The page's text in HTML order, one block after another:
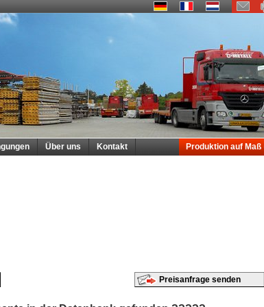
Über uns Kontakt Produktion auf Maß
Preisanfrage senden